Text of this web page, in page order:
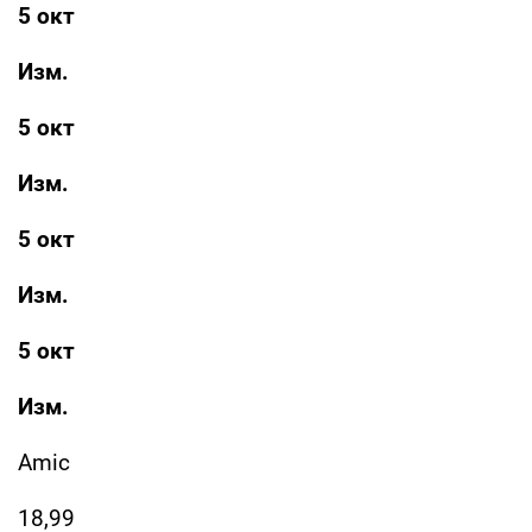
5 окт
Изм.
5 окт
Изм.
5 окт
Изм.
5 окт
Изм.
Amic
18,99